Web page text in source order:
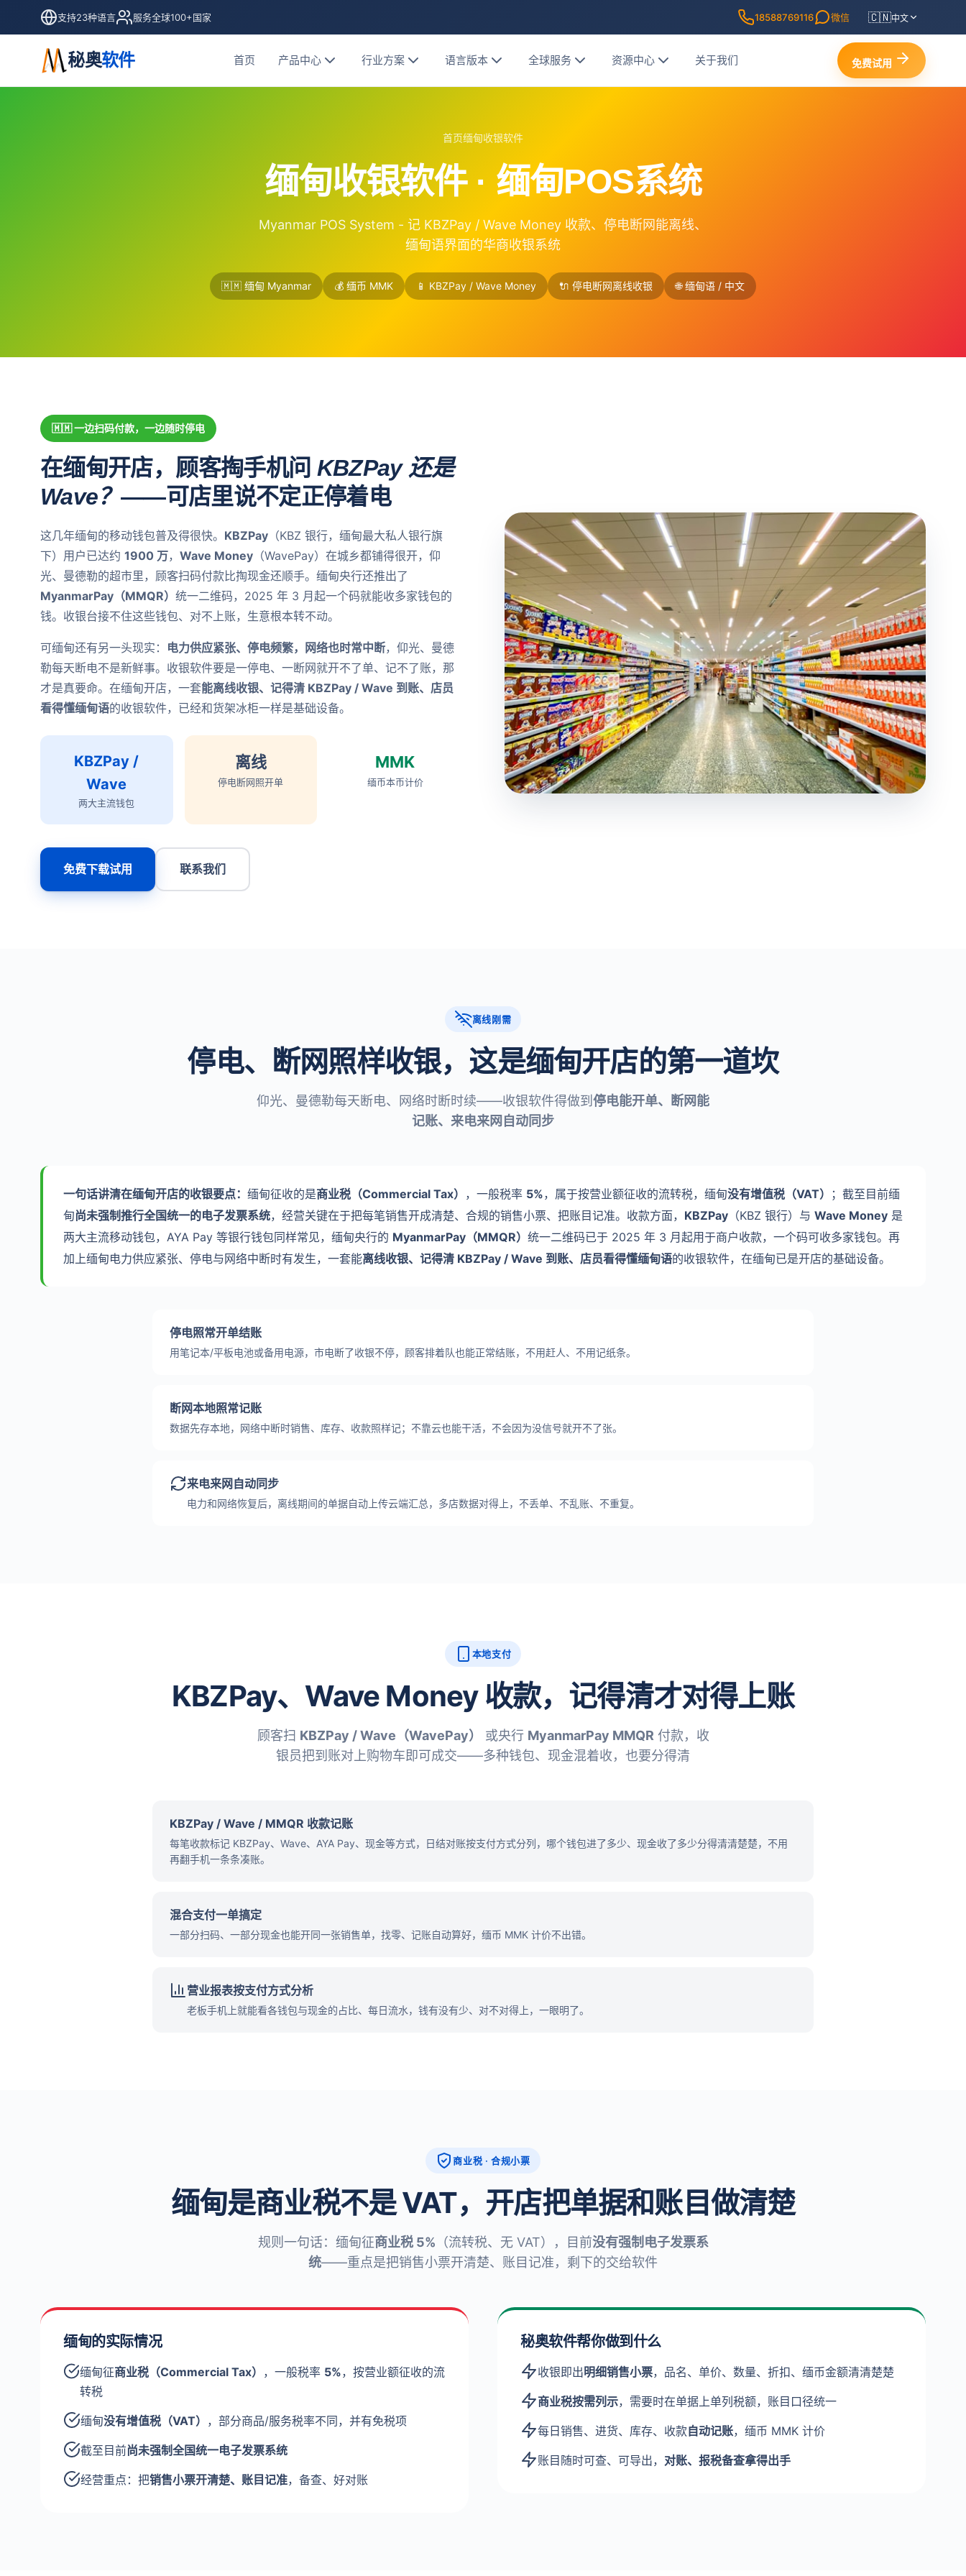
支持23种语言 服务全球100+国家 18588769116 微信 🇨🇳中文
秘奥软件 首页 产品中心 行业方案 语言版本 全球服务 资源中心 关于我们 免费试用
首页缅甸收银软件
缅甸收银软件 · 缅甸POS系统
Myanmar POS System - 记 KBZPay / Wave Money 收款、停电断网能离线、
缅甸语界面的华商收银系统
🇲🇲 缅甸 Myanmar 💰 缅币 MMK 📱 KBZPay / Wave Money 🔌 停电断网离线收银 🌐 缅甸语 / 中文
🇲🇲 一边扫码付款，一边随时停电
在缅甸开店，顾客掏手机问 KBZPay 还是
Wave？ ——可店里说不定正停着电
这几年缅甸的移动钱包普及得很快。 KBZPay （KBZ 银行，缅甸最大私人银行旗
下）用户已达约 1900 万， Wave Money （WavePay）在城乡都铺得很开，仰
光、曼德勒的超市里，顾客扫码付款比掏现金还顺手。缅甸央行还推出了
MyanmarPay（MMQR） 统一二维码，2025 年 3 月起一个码就能收多家钱包的
钱。收银台接不住这些钱包、对不上账，生意根本转不动。
可缅甸还有另一头现实： 电力供应紧张、停电频繁，网络也时常中断，仰光、曼德
勒每天断电不是新鲜事。收银软件要是一停电、一断网就开不了单、记不了账，那
才是真要命。在缅甸开店，一套能离线收银、记得清 KBZPay / Wave 到账、店员
看得懂缅甸语的收银软件，已经和货架冰柜一样是基础设备。
KBZPay /
Wave
两大主流钱包
离线
停电断网照开单
MMK
缅币本币计价
免费下载试用 联系我们
离线刚需
停电、断网照样收银，这是缅甸开店的第一道坎
仰光、曼德勒每天断电、网络时断时续——收银软件得做到 停电能开单、断网能
记账、来电来网自动同步
一句话讲清在缅甸开店的收银要点： 缅甸征收的是商业税（Commercial Tax） ，一般税率 5%，属于按营业额征收的流转税，缅甸没有增值税（VAT）
；截至目前缅
甸尚未强制推行全国统一的电子发票系统，经营关键在于把每笔销售开成清楚、合规的销售小票、把账目记准。收款方面， KBZPay （KBZ 银行）与 Wave Money 是
两大主流移动钱包，AYA Pay 等银行钱包同样常见，缅甸央行的 MyanmarPay（MMQR） 统一二维码已于 2025 年 3 月起用于商户收款，一个码可收多家钱包。再
加上缅甸电力供应紧张、停电与网络中断时有发生，一套能离线收银、记得清 KBZPay / Wave 到账、店员看得懂缅甸语的收银软件，在缅甸已是开店的基础设备。
停电照常开单结账
用笔记本/平板电池或备用电源，市电断了收银不停，顾客排着队也能正常结账，不用赶人、不用记纸条。
断网本地照常记账
数据先存本地，网络中断时销售、库存、收款照样记；不靠云也能干活，不会因为没信号就开不了张。
来电来网自动同步
电力和网络恢复后，离线期间的单据自动上传云端汇总，多店数据对得上，不丢单、不乱账、不重复。
本地支付
KBZPay、Wave Money 收款，记得清才对得上账
顾客扫 KBZPay / Wave（WavePay） 或央行 MyanmarPay MMQR 付款，收
银员把到账对上购物车即可成交——多种钱包、现金混着收，也要分得清
KBZPay / Wave / MMQR 收款记账
每笔收款标记 KBZPay、Wave、AYA Pay、现金等方式，日结对账按支付方式分列，哪个钱包进了多少、现金收了多少分得清清楚楚，不用
再翻手机一条条凑账。
混合支付一单搞定
一部分扫码、一部分现金也能开同一张销售单，找零、记账自动算好，缅币 MMK 计价不出错。
营业报表按支付方式分析
老板手机上就能看各钱包与现金的占比、每日流水，钱有没有少、对不对得上，一眼明了。
商业税 · 合规小票
缅甸是商业税不是 VAT，开店把单据和账目做清楚
规则一句话：缅甸征商业税 5% （流转税、无 VAT），目前没有强制电子发票系
统——重点是把销售小票开清楚、账目记准，剩下的交给软件
缅甸的实际情况
缅甸征商业税（Commercial Tax） ，一般税率 5%，按营业额征收的流
转税
缅甸没有增值税（VAT） ，部分商品/服务税率不同，并有免税项
截至目前尚未强制全国统一电子发票系统
经营重点：把销售小票开清楚、账目记准，备查、好对账
秘奥软件帮你做到什么
收银即出明细销售小票，品名、单价、数量、折扣、缅币金额清清楚楚
商业税按需列示，需要时在单据上单列税额，账目口径统一
每日销售、进货、库存、收款自动记账，缅币 MMK 计价
账目随时可查、可导出， 对账、报税备查拿得出手